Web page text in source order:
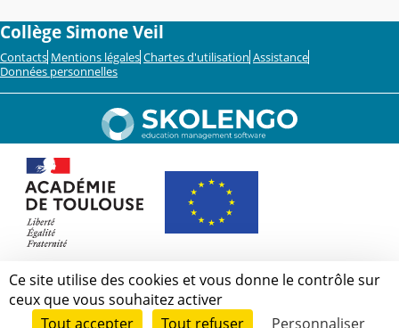
Collège Simone Veil
Contacts Mentions légales Chartes d'utilisation Assistance
Données personnelles
Ce site utilise des cookies et vous donne le contrôle sur
ceux que vous souhaitez activer
Tout accepter
Tout refuser Personnaliser